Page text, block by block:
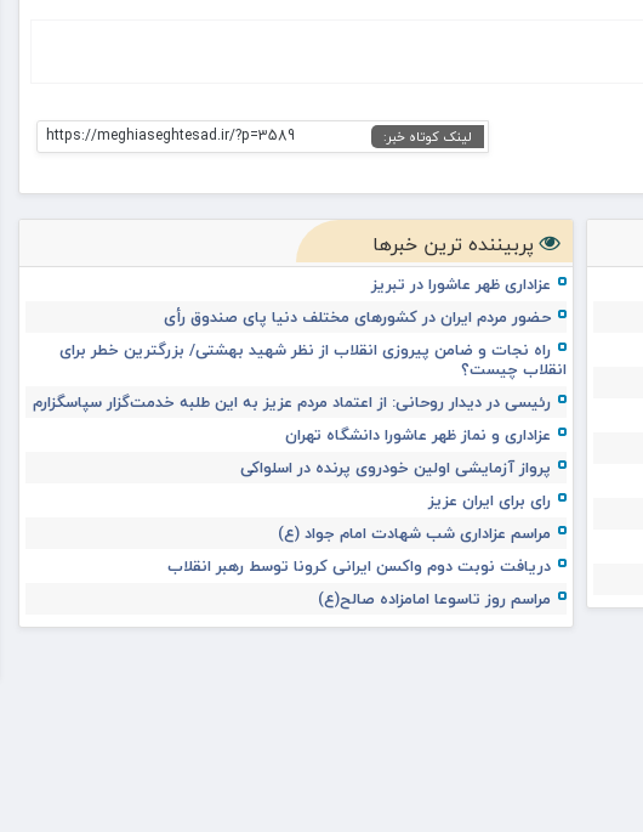
لینک کوتاه خبر: https://meghiaseghtesad.ir/?p=3589
پربیننده ترین خبرها
عزاداری ظهر عاشورا در تبریز
حضور مردم ایران در کشورهای مختلف دنیا پای صندوق رأی
راه نجات و ضامن پیروزی انقلاب از نظر شهید بهشتی/ بزرگترین خطر برای
انقلاب چیست؟
رئیسی در دیدار روحانی: از اعتماد مردم عزیز به این طلبه خدمت‌گزار سپاسگزارم
عزاداری و نماز ظهر عاشورا دانشگاه تهران
پرواز آزمایشی اولین خودروی پرنده در اسلواکی
رای برای ایران عزیز
مراسم عزاداری شب شهادت امام جواد (ع)
دریافت نوبت دوم واکسن ایرانی کرونا توسط رهبر انقلاب
مراسم روز تاسوعا امامزاده صالح(ع)